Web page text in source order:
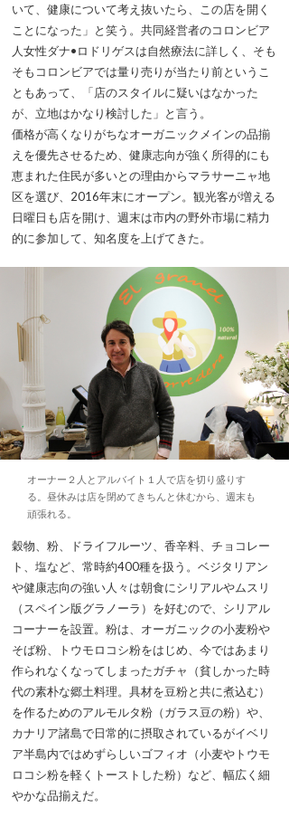
いて、健康について考え抜いたら、この店を開く
ことになった」と笑う。共同経営者のコロンビア
人女性ダナ•ロドリゲスは自然療法に詳しく、そも
そもコロンビアでは量り売りが当たり前というこ
ともあって、「店のスタイルに疑いはなかった
が、立地はかなり検討した」と言う。
価格が高くなりがちなオーガニックメインの品揃
えを優先させるため、健康志向が強く所得的にも
恵まれた住民が多いとの理由からマラサーニャ地
区を選び、2016年末にオープン。観光客が増える
日曜日も店を開け、週末は市内の野外市場に精力
的に参加して、知名度を上げてきた。
オーナー２人とアルバイト１人で店を切り盛りす
る。昼休みは店を閉めてきちんと休むから、週末も
頑張れる。
穀物、粉、ドライフルーツ、香辛料、チョコレー
ト、塩など、常時約400種を扱う。ベジタリアン
や健康志向の強い人々は朝食にシリアルやムスリ
（スペイン版グラノーラ）を好むので、シリアル
コーナーを設置。粉は、オーガニックの小麦粉や
そば粉、トウモロコシ粉をはじめ、今ではあまり
作られなくなってしまったガチャ（貧しかった時
代の素朴な郷土料理。具材を豆粉と共に煮込む）
を作るためのアルモルタ粉（ガラス豆の粉）や、
カナリア諸島で日常的に摂取されているがイベリ
ア半島内ではめずらしいゴフィオ（小麦やトウモ
ロコシ粉を軽くトーストした粉）など、幅広く細
やかな品揃えだ。